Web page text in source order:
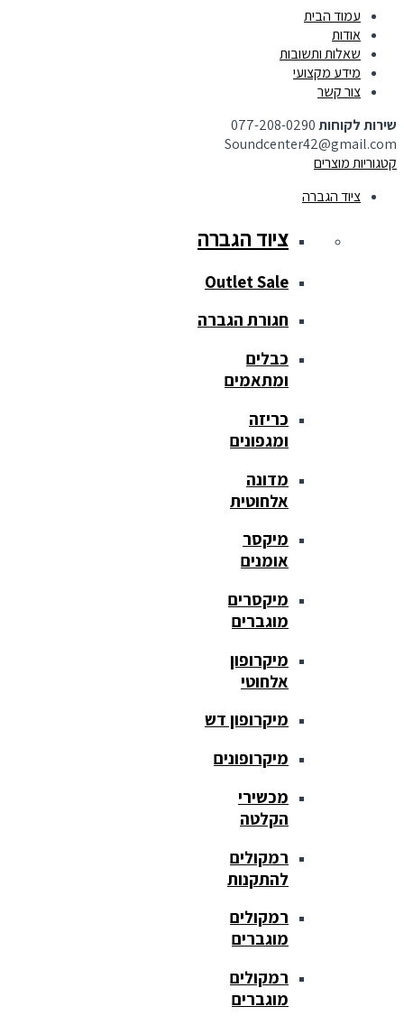
עמוד הבית
אודות
שאלות ותשובות
מידע מקצועי
צור קשר
שירות לקוחות077-208-0290
Soundcenter42@gmail.com
קטגוריות מוצרים
ציוד הגברה
ציוד הגברה
Outlet Sale
חגורת הגברה
כבלים
ומתאמים
כריזה
ומגפונים
מדונה
אלחוטית
מיקסר
אומנים
מיקסרים
מוגברים
מיקרופון
אלחוטי
מיקרופון דש
מיקרופונים
מכשירי
הקלטה
רמקולים
להתקנות
רמקולים
מוגברים
רמקולים
מוגברים